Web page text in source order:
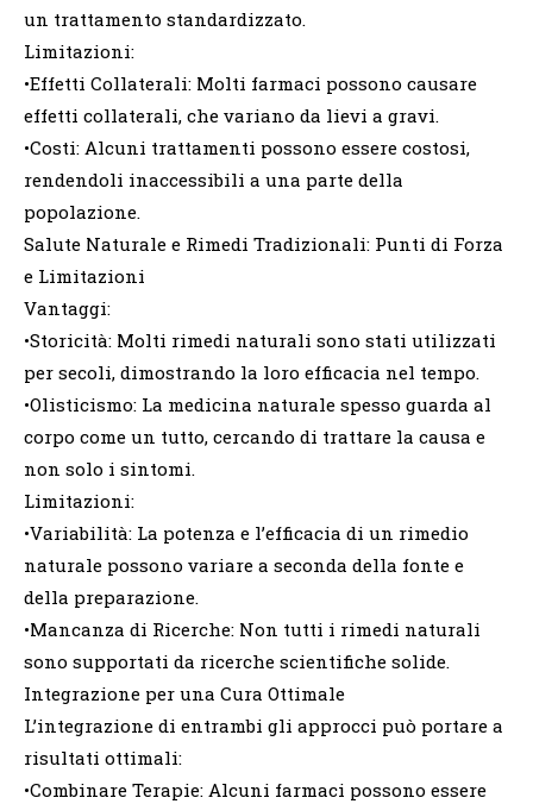
un trattamento standardizzato.
Limitazioni:
•Effetti Collaterali: Molti farmaci possono causare
effetti collaterali, che variano da lievi a gravi.
•Costi: Alcuni trattamenti possono essere costosi,
rendendoli inaccessibili a una parte della
popolazione.
Salute Naturale e Rimedi Tradizionali: Punti di Forza
e Limitazioni
Vantaggi:
•Storicità: Molti rimedi naturali sono stati utilizzati
per secoli, dimostrando la loro efficacia nel tempo.
•Olisticismo: La medicina naturale spesso guarda al
corpo come un tutto, cercando di trattare la causa e
non solo i sintomi.
Limitazioni:
•Variabilità: La potenza e l’efficacia di un rimedio
naturale possono variare a seconda della fonte e
della preparazione.
•Mancanza di Ricerche: Non tutti i rimedi naturali
sono supportati da ricerche scientifiche solide.
Integrazione per una Cura Ottimale
L’integrazione di entrambi gli approcci può portare a
risultati ottimali:
•Combinare Terapie: Alcuni farmaci possono essere